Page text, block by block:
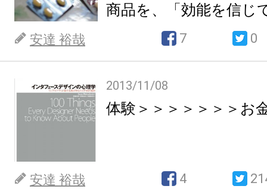
商品を、「効能を信じ
安達 裕哉 7 0
2013/11/08
体験＞＞＞＞＞＞＞
安達 裕哉 4